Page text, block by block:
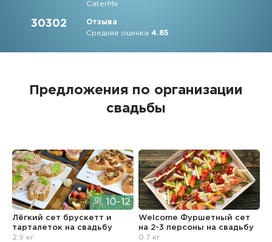
CaterMe
30302
Отзыва
Средняя оценка4.85
Предложения по организации
свадьбы
10-12
Лёгкий сет брускетт и
тарталеток на свадьбу
2.9 кг
Welcome Фуршетный сет
на 2-3 персоны на свадьбу
0.7 кг